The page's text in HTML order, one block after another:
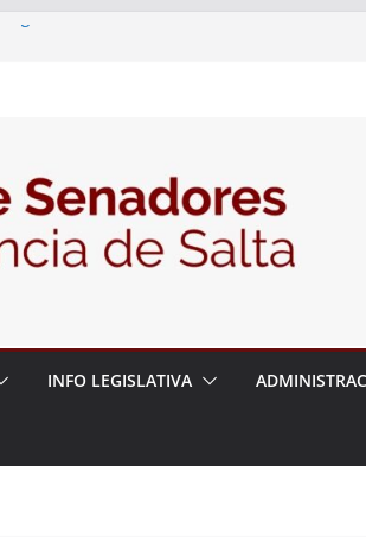
agosto
08/26 – Créase el Ente Salteño
INFO LEGISLATIVA